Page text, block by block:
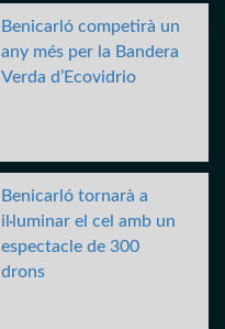
Benicarló competirà un
any més per la Bandera
Verda d’Ecovidrio
Benicarló tornarà a
il·luminar el cel amb un
espectacle de 300
drons